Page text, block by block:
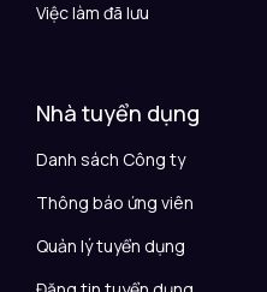
Việc làm đã lưu
Nhà tuyển dụng
Danh sách Công ty
Thông báo ứng viên
Quản lý tuyển dụng